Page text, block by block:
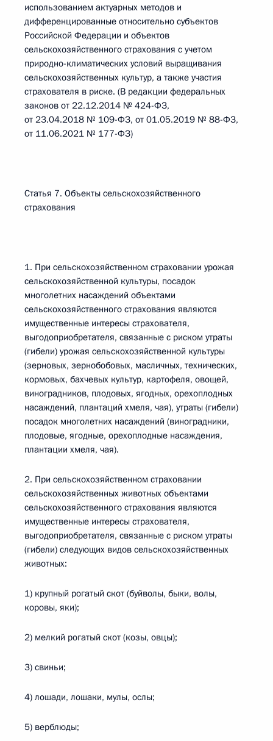
использованием актуарных методов и
дифференцированные относительно субъектов
Российской Федерации и объектов
сельскохозяйственного страхования с учетом
природно-климатических условий выращивания
сельскохозяйственных культур, а также участия
страхователя в риске. (В редакции федеральных
законов от 22.12.2014 № 424-ФЗ,
от 23.04.2018 № 109-ФЗ, от 01.05.2019 № 88-ФЗ,
от 11.06.2021 № 177-ФЗ)
Статья 7. Объекты сельскохозяйственного
страхования
1. При сельскохозяйственном страховании урожая
сельскохозяйственной культуры, посадок
многолетних насаждений объектами
сельскохозяйственного страхования являются
имущественные интересы страхователя,
выгодоприобретателя, связанные с риском утраты
(гибели) урожая сельскохозяйственной культуры
(зерновых, зернобобовых, масличных, технических,
кормовых, бахчевых культур, картофеля, овощей,
виноградников, плодовых, ягодных, орехоплодных
насаждений, плантаций хмеля, чая), утраты (гибели)
посадок многолетних насаждений (виноградники,
плодовые, ягодные, орехоплодные насаждения,
плантации хмеля, чая).
2. При сельскохозяйственном страховании
сельскохозяйственных животных объектами
сельскохозяйственного страхования являются
имущественные интересы страхователя,
выгодоприобретателя, связанные с риском утраты
(гибели) следующих видов сельскохозяйственных
животных:
1) крупный рогатый скот (буйволы, быки, волы,
коровы, яки);
2) мелкий рогатый скот (козы, овцы);
3) свиньи;
4) лошади, лошаки, мулы, ослы;
5) верблюды;